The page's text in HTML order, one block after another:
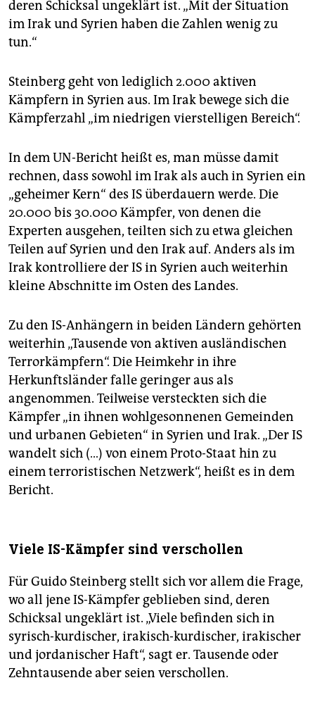
deren Schicksal ungeklärt ist. „Mit der Situation
im Irak und Syrien haben die Zahlen wenig zu
tun.“
Steinberg geht von lediglich 2.000 aktiven
Kämpfern in Syrien aus. Im Irak bewege sich die
Kämpferzahl „im niedrigen vierstelligen Bereich“.
In dem UN-Bericht heißt es, man müsse damit
rechnen, dass sowohl im Irak als auch in Syrien ein
„geheimer Kern“ des IS überdauern werde. Die
20.000 bis 30.000 Kämpfer, von denen die
Experten ausgehen, teilten sich zu etwa gleichen
Teilen auf Syrien und den Irak auf. Anders als im
Irak kontrolliere der IS in Syrien auch weiterhin
kleine Abschnitte im Osten des Landes.
Zu den IS-Anhängern in beiden Ländern gehörten
weiterhin „Tausende von aktiven ausländischen
Terrorkämpfern“. Die Heimkehr in ihre
Herkunftsländer falle geringer aus als
angenommen. Teilweise versteckten sich die
Kämpfer „in ihnen wohlgesonnenen Gemeinden
und urbanen Gebieten“ in Syrien und Irak. „Der IS
wandelt sich (…) von einem Proto-Staat hin zu
einem terroristischen Netzwerk“, heißt es in dem
Bericht.
Viele IS-Kämpfer sind verschollen
Für Guido Steinberg stellt sich vor allem die Frage,
wo all jene IS-Kämpfer geblieben sind, deren
Schicksal ungeklärt ist. „Viele befinden sich in
syrisch-kurdischer, irakisch-kurdischer, irakischer
und jordanischer Haft“, sagt er. Tausende oder
Zehntausende aber seien verschollen.